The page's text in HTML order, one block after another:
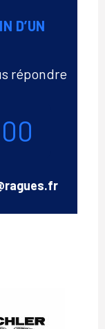
D’UN
répondre